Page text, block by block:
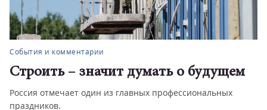
События и комментарии
Строить – значит думать о будущем
Россия отмечает один из главных профессиональных
праздников.